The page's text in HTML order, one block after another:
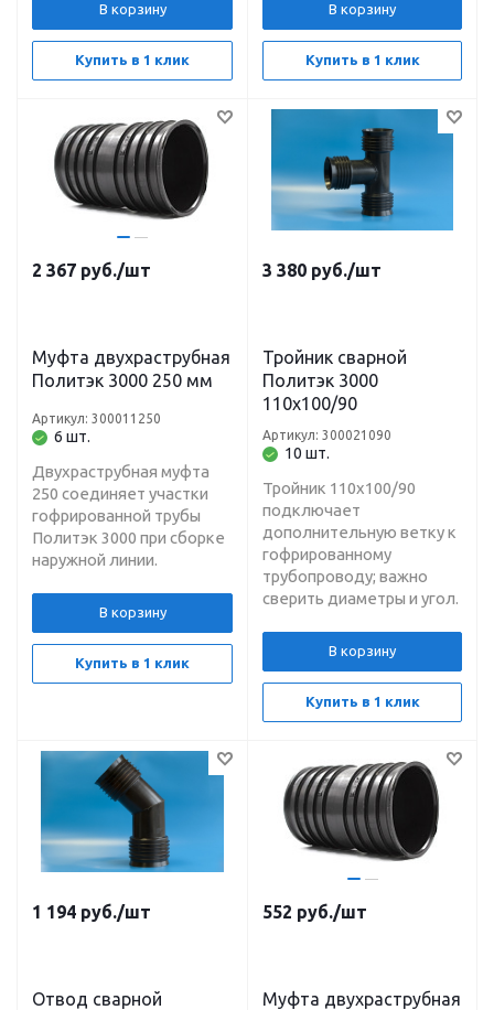
В корзину
Купить в 1 клик
В корзину
Купить в 1 клик
2 367 руб./шт
Муфта двухраструбная
Политэк 3000 250 мм
6 шт.
Артикул: 300011250
Двухраструбная муфта
250 соединяет участки
гофрированной трубы
Политэк 3000 при сборке
наружной линии.
В корзину
Купить в 1 клик
3 380 руб./шт
Тройник сварной
Политэк 3000
110х100/90
10 шт.
Артикул: 300021090
Тройник 110х100/90
подключает
дополнительную ветку к
гофрированному
трубопроводу; важно
сверить диаметры и угол.
В корзину
Купить в 1 клик
1 194 руб./шт
Отвод сварной
552 руб./шт
Муфта двухраструбная